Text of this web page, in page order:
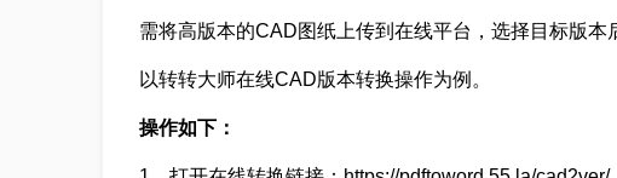
需将高版本的CAD图纸上传到在线平台，选择目标版
以转转大师在线CAD版本转换操作为例。
操作如下：